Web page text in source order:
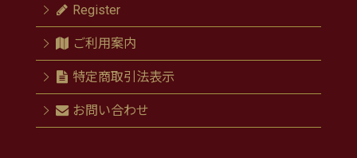
Register
ご利用案内
特定商取引法表示
お問い合わせ